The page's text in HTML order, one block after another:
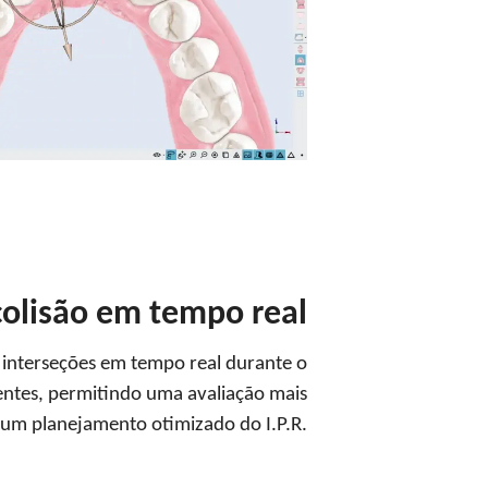
em tempo real
em tempo real durante o
permitindo uma avaliação mais
planejamento otimizado do I.P.R.